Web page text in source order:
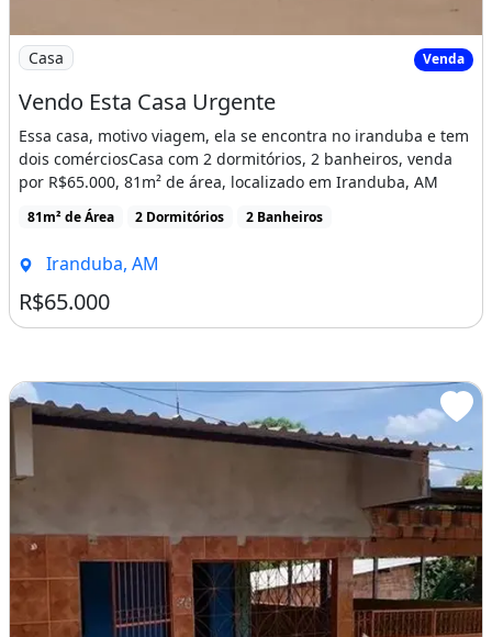
Imagem: Vendo Esta Casa Urgente
Casa Venda
Vendo Esta Casa Urgente
Essa casa, motivo viagem, ela se encontra no iranduba e tem
dois comérciosCasa com 2 dormitórios, 2 banheiros, venda
por R$65.000, 81m² de área, localizado em Iranduba, AM
81m² de Área 2 Dormitórios 2 Banheiros
Iranduba, AM
R$65.000